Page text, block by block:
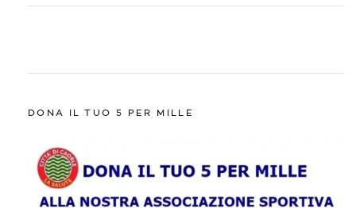
DONA IL TUO 5 PER MILLE